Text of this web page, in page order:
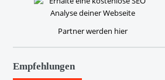
Partner werden hier
Empfehlungen